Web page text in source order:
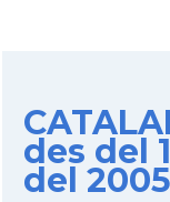
des del
del 2005